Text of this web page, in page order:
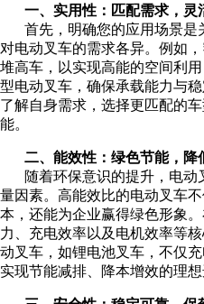
一、实用性：匹配需求，灵
首先，明确您的应用场景是
对电动叉车的需求各异。例如
堆高车，以实现高能的空间利
型电动叉车，确保承载能力与
了解自身需求，选择更匹配的
能。
二、能效性：绿色节能，降
随着环保意识的提升，电
量因素。高能效比的电动叉车
本，还能为企业赢得绿色形象
力、充电效率以及电机效率等
动叉车，如锂电池叉车，不仅
实现节能减排、降本增效的理想